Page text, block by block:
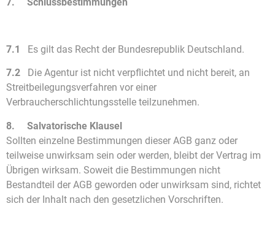
7.1 Es gilt das Recht der Bundesrepublik Deutschland.
7.2 Die Agentur ist nicht verpflichtet und nicht bereit, an
Streitbeilegungsverfahren vor einer
Verbraucherschlichtungsstelle teilzunehmen.
8. Salvatorische Klausel
Sollten einzelne Bestimmungen dieser AGB ganz oder
teilweise unwirksam sein oder werden, bleibt der Vertrag im
Übrigen wirksam. Soweit die Bestimmungen nicht
Bestandteil der AGB geworden oder unwirksam sind, richtet
sich der Inhalt nach den gesetzlichen Vorschriften.